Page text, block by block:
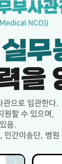
부사
NCO))
무
을
관으로 임관한다.
원할 수 있으며,
음.
민간이송단, 병